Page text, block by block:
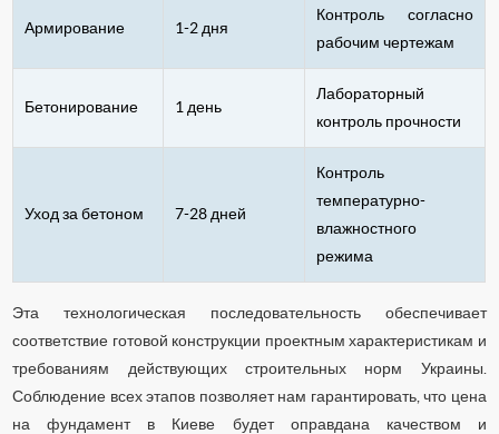
Армирование 1-2 дня
Контроль согласно
рабочим чертежам
Бетонирование 1 день
Лабораторный
контроль прочности
Уход за бетоном 7-28 дней
Контроль
температурно-
влажностного
режима
Эта технологическая последовательность обеспечивает
соответствие готовой конструкции проектным характеристикам и
требованиям действующих строительных норм Украины.
Соблюдение всех этапов позволяет нам гарантировать, что цена
на фундамент в Киеве будет оправдана качеством и